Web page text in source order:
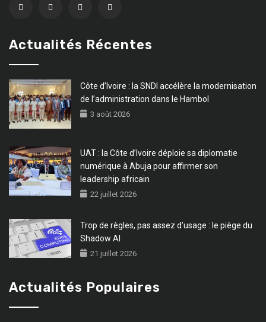
Actualités Récentes
Côte d’Ivoire : la SNDI accélère la modernisation
de l’administration dans le Hambol
3 août 2026
UAT : la Côte d’Ivoire déploie sa diplomatie
numérique à Abuja pour affirmer son
leadership africain
22 juillet 2026
Trop de règles, pas assez d’usage : le piège du
Shadow AI
21 juillet 2026
Actualités Populaires